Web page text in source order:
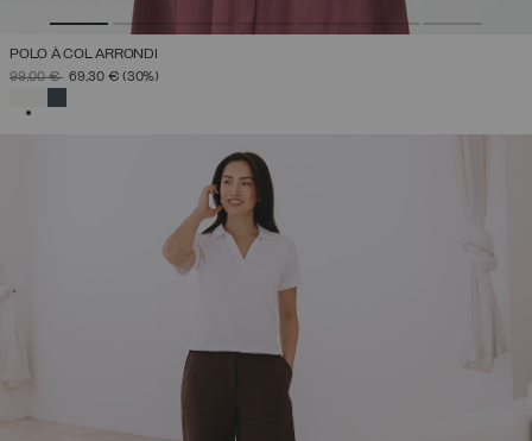
POLO À COL ARRONDI
PRIX RÉDUIT DE
99,00 €À69,30 €(30%)